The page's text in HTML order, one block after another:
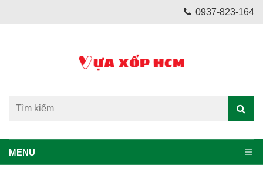
0937-823-164
MENU